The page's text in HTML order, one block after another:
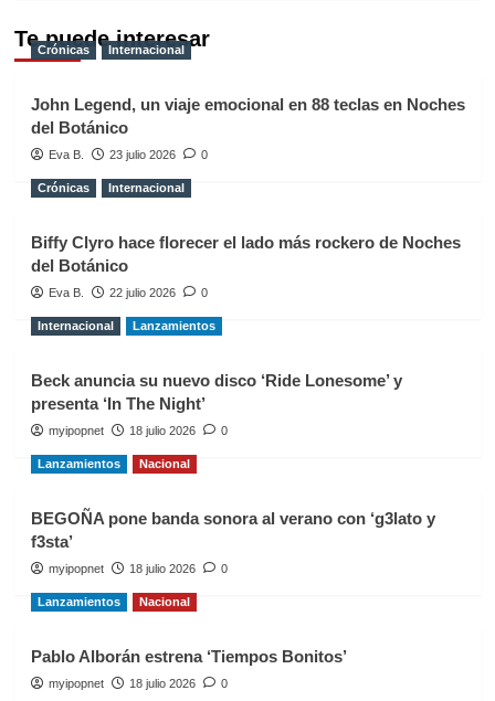
Te puede interesar
Crónicas Internacional
John Legend, un viaje emocional en 88 teclas en Noches
del Botánico
Eva B. 23 julio 2026 0
Crónicas Internacional
Biffy Clyro hace florecer el lado más rockero de Noches
del Botánico
Eva B. 22 julio 2026 0
Internacional Lanzamientos
Beck anuncia su nuevo disco ‘Ride Lonesome’ y
presenta ‘In The Night’
myipopnet 18 julio 2026 0
Lanzamientos Nacional
BEGOÑA pone banda sonora al verano con ‘g3lato y
f3sta’
myipopnet 18 julio 2026 0
Lanzamientos Nacional
Pablo Alborán estrena ‘Tiempos Bonitos’
myipopnet 18 julio 2026 0